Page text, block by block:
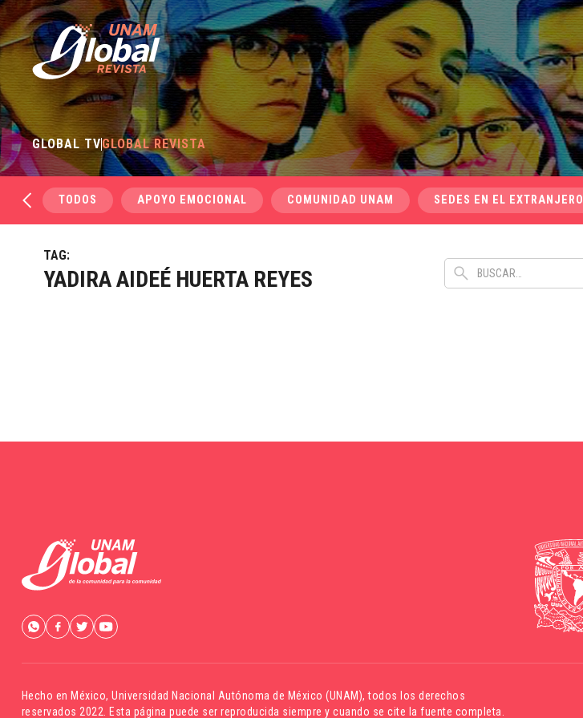
GLOBAL TVGLOBAL REVISTA
TODOS APOYO EMOCIONAL COMUNIDAD UNAM SEDES EN EL EXTRANJERO
TAG:
YADIRA AIDEÉ HUERTA REYES
Hecho en México,Universidad Nacional Autónoma de México (UNAM), todos los derechos
reservados 2022. Esta página puede ser reproducida siempre y cuando se cite la fuente completa.